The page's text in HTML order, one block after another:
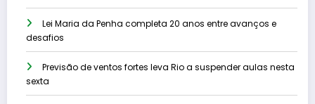
Lei Maria da Penha completa 20 anos entre avanços e
desafios
Previsão de ventos fortes leva Rio a suspender aulas nesta
sexta